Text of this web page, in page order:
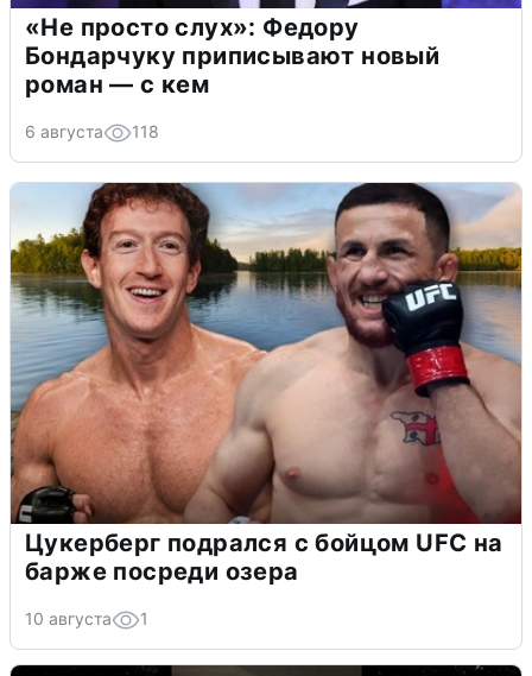
«Не просто слух»: Федору
Бондарчуку приписывают новый
роман — с кем
6 августа 118
Цукерберг подрался с бойцом UFC на
барже посреди озера
10 августа 1